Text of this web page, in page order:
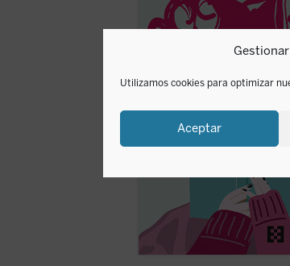
Utilizamos cookies para optimizar
Aceptar
las criaturas y el amor divino.
conjunto de ensayos que
(ver ficha)